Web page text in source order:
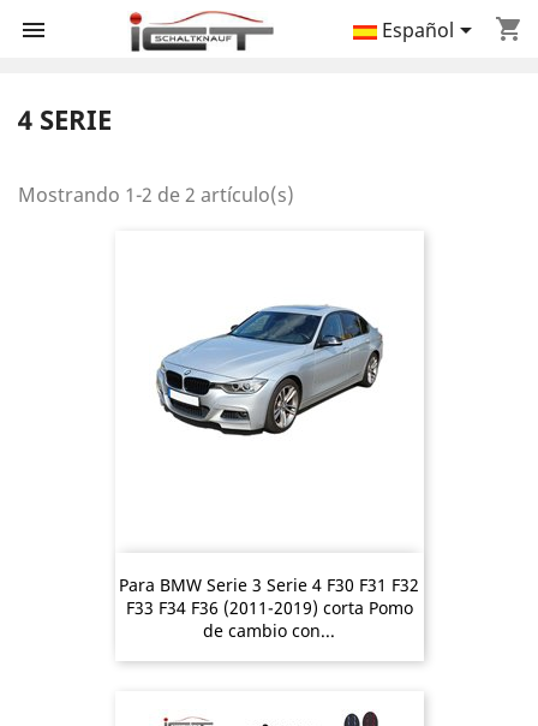
 shopping_cart
Español
4 SERIE
Mostrando 1-2 de 2 artículo(s)
Para BMW Serie 3 Serie 4 F30 F31 F32
F33 F34 F36 (2011-2019) corta Pomo
de cambio con...